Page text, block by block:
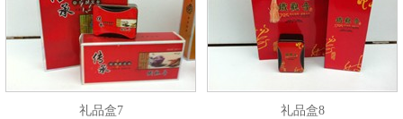
礼品盒7 礼品盒8